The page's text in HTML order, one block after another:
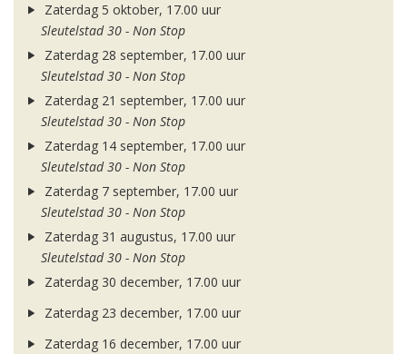
Zaterdag 5 oktober, 17.00 uur
Sleutelstad 30 - Non Stop
Zaterdag 28 september, 17.00 uur
Sleutelstad 30 - Non Stop
Zaterdag 21 september, 17.00 uur
Sleutelstad 30 - Non Stop
Zaterdag 14 september, 17.00 uur
Sleutelstad 30 - Non Stop
Zaterdag 7 september, 17.00 uur
Sleutelstad 30 - Non Stop
Zaterdag 31 augustus, 17.00 uur
Sleutelstad 30 - Non Stop
Zaterdag 30 december, 17.00 uur
Zaterdag 23 december, 17.00 uur
Zaterdag 16 december, 17.00 uur